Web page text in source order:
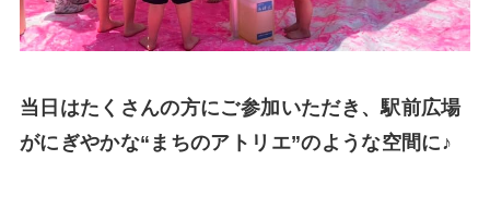
当日はたくさんの方にご参加いただき、駅前広場
がにぎやかな“まちのアトリエ”のような空間に♪